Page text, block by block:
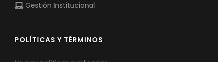
Gestión Institucional
POLÍTICAS Y TÉRMINOS